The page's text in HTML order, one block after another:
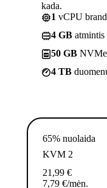
kada.
1 vCPU
4 GB
50 GB NVMe
4 TB
65% nuolaida
KVM 2
21,99 €
7,79 €/mėn.